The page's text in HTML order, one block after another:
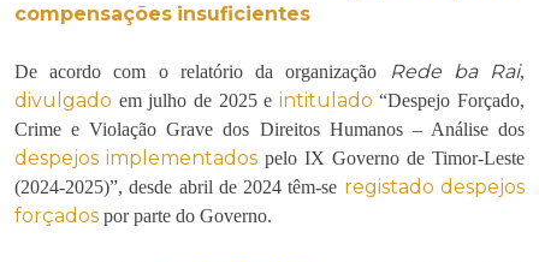
compensações insuficientes
De acordo com o relatório da organização Rede ba Rai,
divulgado em julho de 2025 e intitulado “Despejo Forçado,
Crime e Violação Grave dos Direitos Humanos – Análise dos
despejos implementados pelo IX Governo de Timor-Leste
(2024-2025)”, desde abril de 2024 têm-se registado despejos
forçados por parte do Governo.